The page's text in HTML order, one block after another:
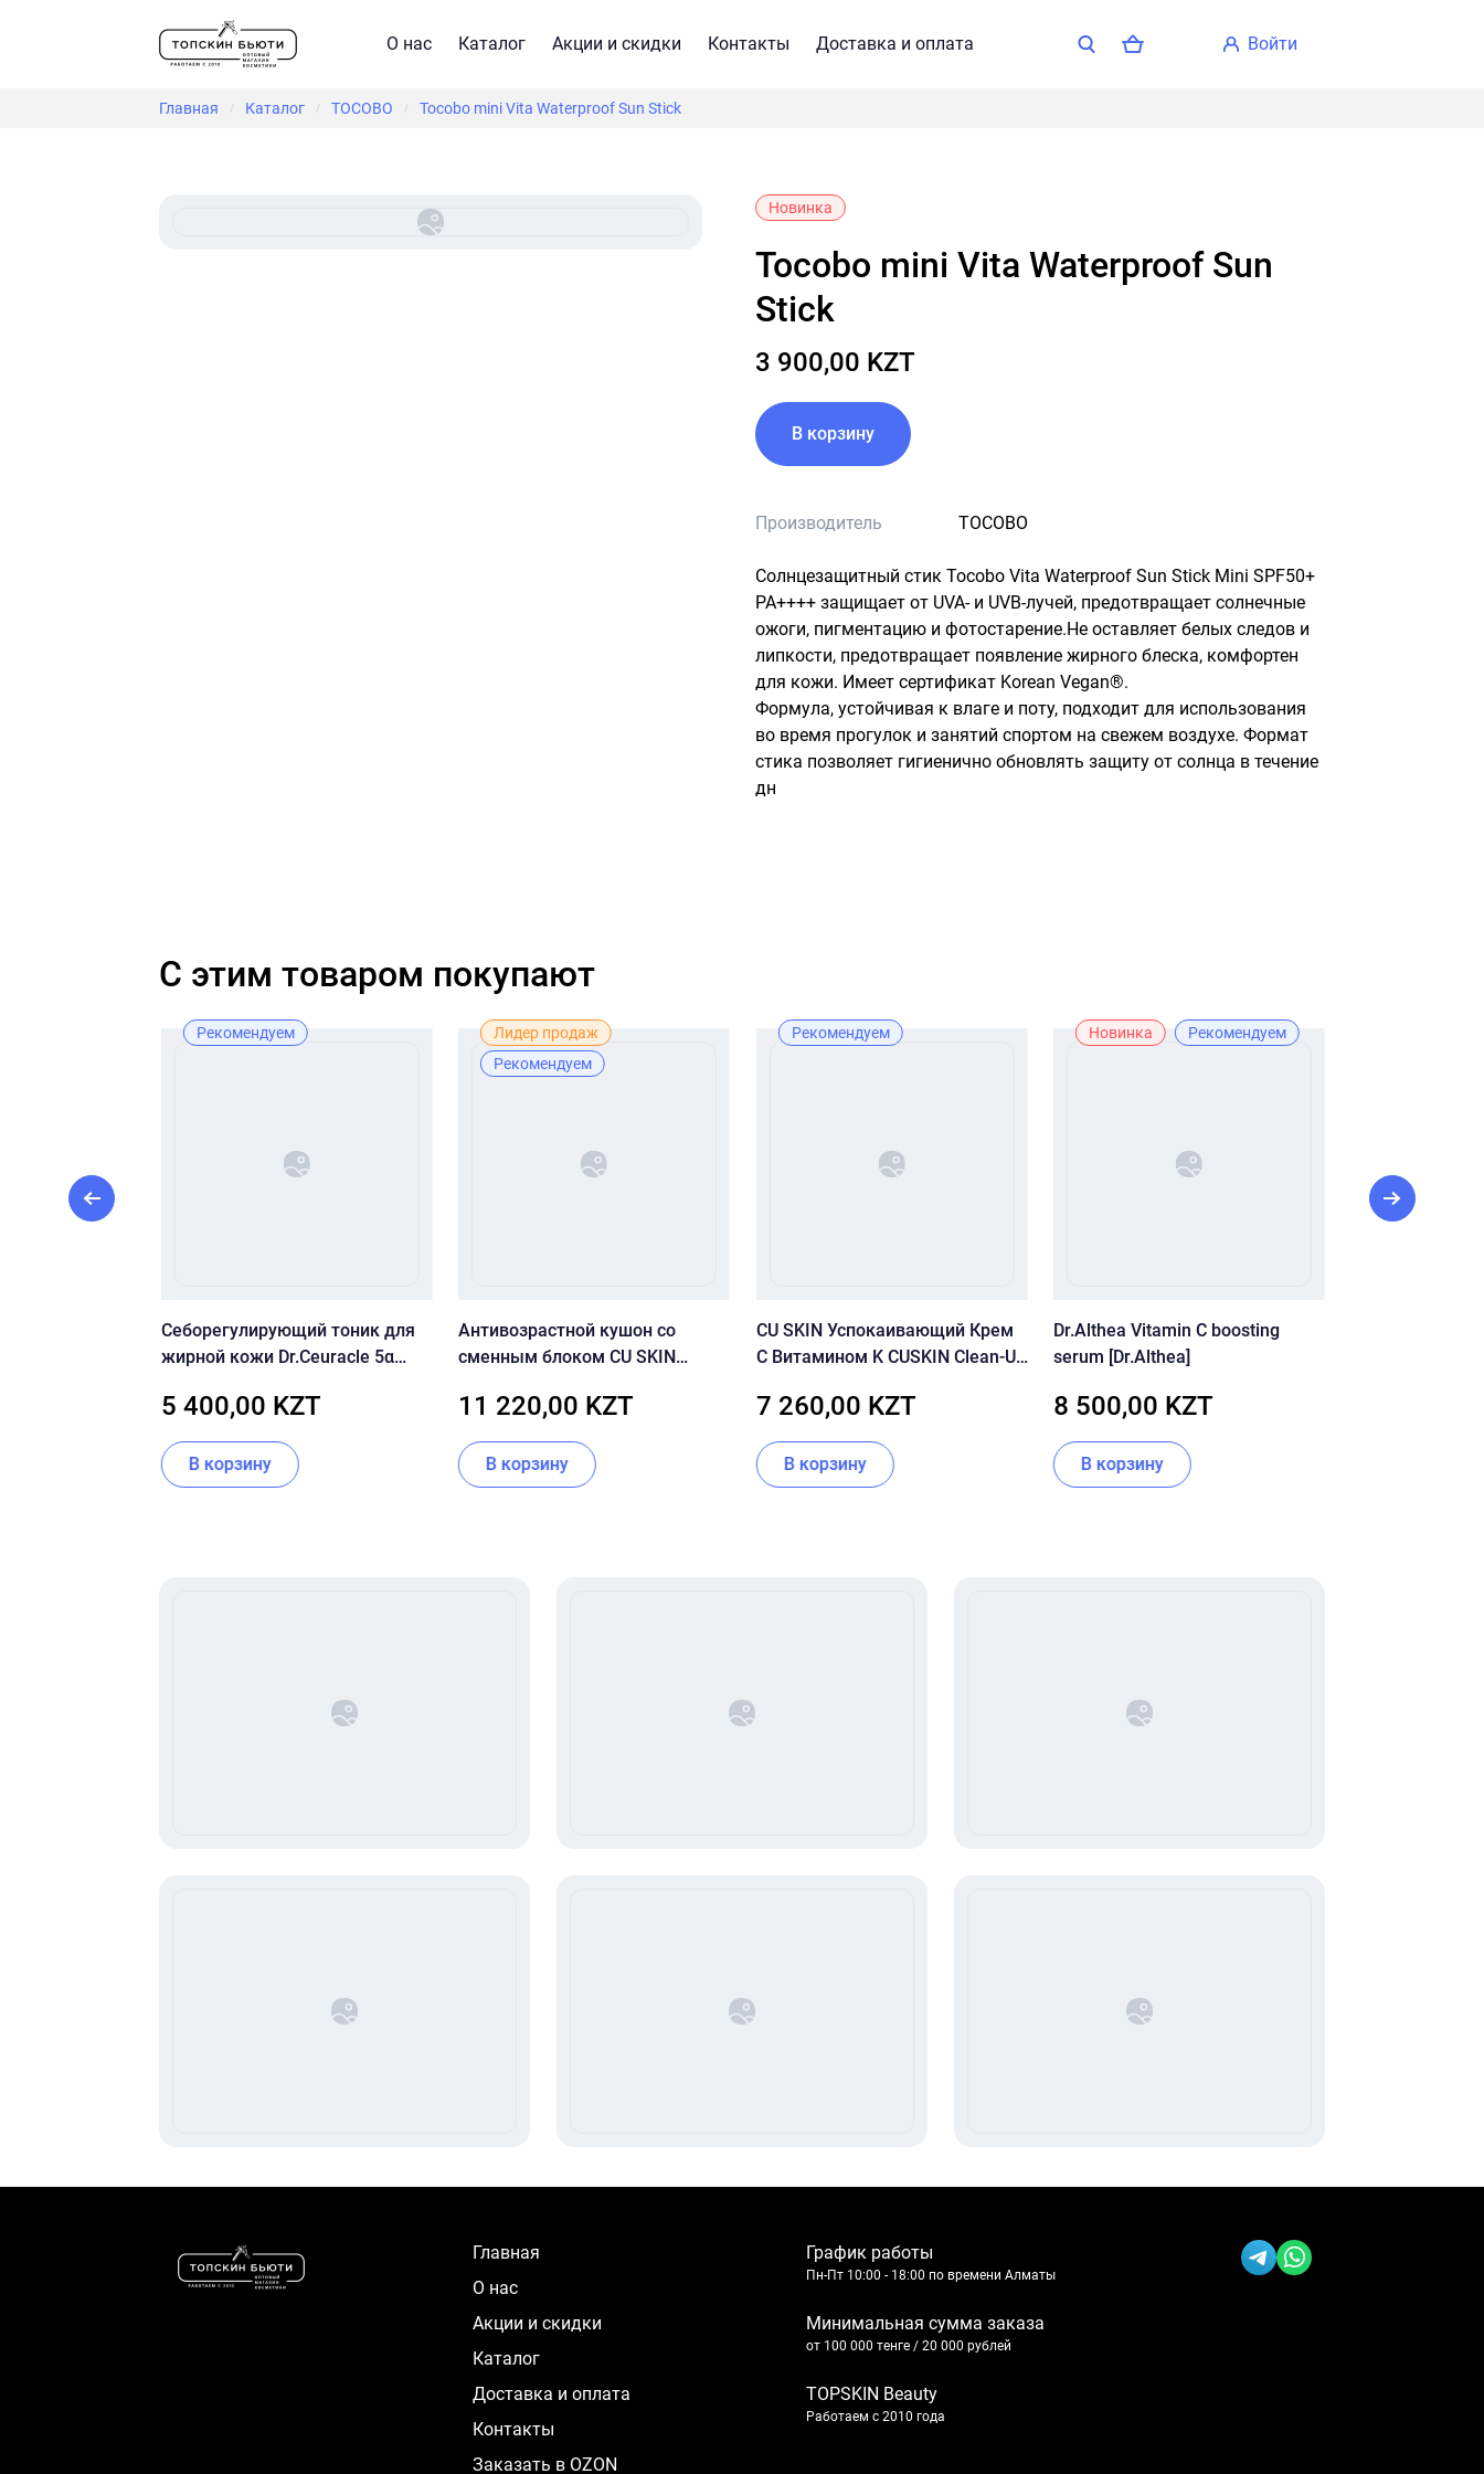
О нас Каталог Акции и скидки Контакты Доставка и оплата войти
Главная / Каталог / TOCOBO / Tocobo mini Vita Waterproof Sun Stick
Новинка
Tocobo mini Vita Waterproof Sun
Stick
3 900,00 KZT
В корзину
Производитель TOCOBO
Солнцезащитный стик Tocobo Vita Waterproof Sun Stick Mini SPF50+
PA++++ защищает от UVA- и UVB-лучей, предотвращает солнечные
ожоги, пигментацию и фотостарение.Не оставляет белых следов и
липкости, предотвращает появление жирного блеска, комфортен
для кожи. Имеет сертификат Korean Vegan®.
Формула, устойчивая к влаге и поту, подходит для использования
во время прогулок и занятий спортом на свежем воздухе. Формат
стика позволяет гигиенично обновлять защиту от солнца в течение
дн
C этим товаром покупают
Рекомендуем
Себорегулирующий тоник для
жирной кожи Dr.Ceuracle 5α
5 400,00 KZT
В корзину
Лидер продаж
Рекомендуем
Антивозрастной кушон со
сменным блоком CU SKIN
PACT (SPF50+/PA+++) 21 тон
11 220,00 KZT
В корзину
Рекомендуем
CU SKIN Успокаивающий Крем
С Витамином K CUSKIN Clean-Up
7 260,00 KZT
В корзину
Новинка Рекомендуем
Dr.Althea Vitamin C boosting
serum [Dr.Althea]
8 500,00 KZT
В корзину
Главная
О нас
Акции и скидки
Каталог
Доставка и оплата
Контакты
Заказать в OZON
График работы
Пн-Пт 10:00 - 18:00 по времени Алматы
Минимальная сумма заказа
от 100 000 тенге / 20 000 рублей
TOPSKIN Beauty
Работаем с 2010 года